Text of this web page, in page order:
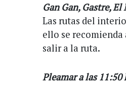
Gan Gan, Gastre,
Las rutas del
ello se
salir a la ruta.
Pleamar a las 11:50